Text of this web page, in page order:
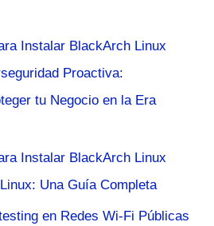
Instalar BlackArch Linux
Proactiva:
tu Negocio en la Era
Instalar BlackArch Linux
Una Guía Completa
en Redes Wi-Fi Públicas